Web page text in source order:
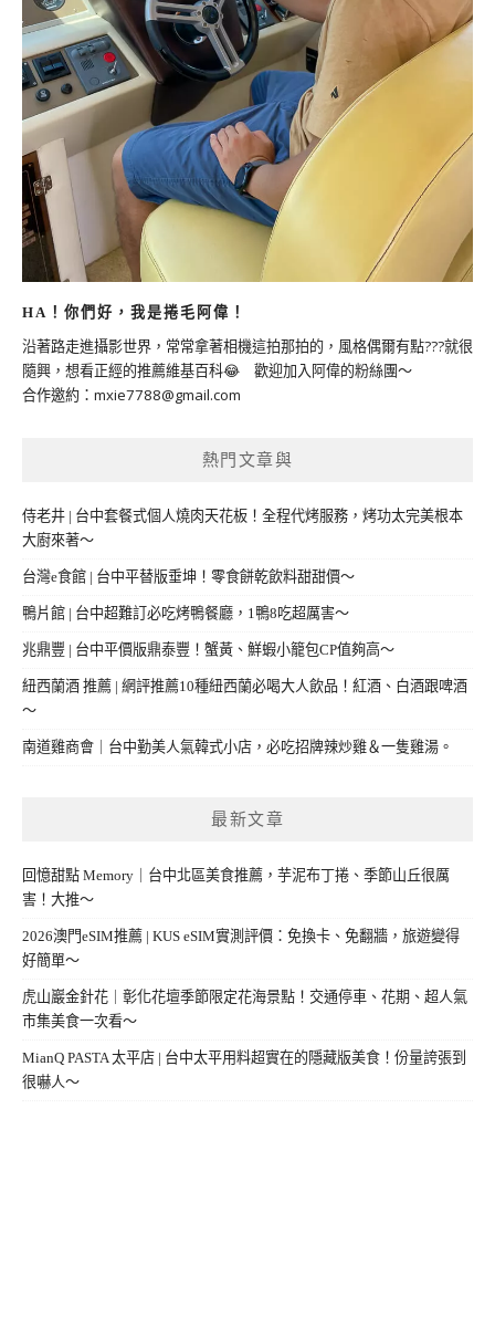
HA！你們好，我是捲毛阿偉！
沿著路走進攝影世界，常常拿著相機這拍那拍的，風格偶爾有點???就很
隨興，想看正經的推薦維基百科😂 歡迎加入阿偉的粉絲團～
合作邀約： mxie7788@gmail.com
熱門文章與
侍老井 | 台中套餐式個人燒肉天花板！全程代烤服務，烤功太完美根本
大廚來著～
台灣e食館 | 台中平替版垂坤！零食餅乾飲料甜甜價～
鴨片館 | 台中超難訂必吃烤鴨餐廳，1鴨8吃超厲害～
兆鼎豐 | 台中平價版鼎泰豐！蟹黃、鮮蝦小籠包CP值夠高～
紐西蘭酒 推薦 | 網評推薦10種紐西蘭必喝大人飲品！紅酒、白酒跟啤酒
～
南道雞商會｜台中勤美人氣韓式小店，必吃招牌辣炒雞＆一隻雞湯。
最新文章
回憶甜點 Memory｜台中北區美食推薦，芋泥布丁捲、季節山丘很厲
害！大推～
2026澳門eSIM推薦 | KUS eSIM實測評價：免換卡、免翻牆，旅遊變得
好簡單～
虎山巖金針花｜彰化花壇季節限定花海景點！交通停車、花期、超人氣
市集美食一次看～
MianQ PASTA 太平店 | 台中太平用料超實在的隱藏版美食！份量誇張到
很嚇人～